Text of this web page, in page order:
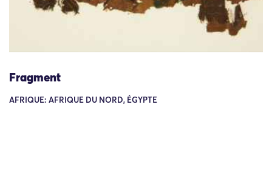
Fragment
AFRIQUE: AFRIQUE DU NORD, ÉGYPTE